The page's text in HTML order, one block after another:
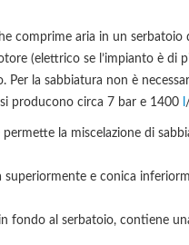
comprime aria in un serbatoio
(elettrico se l’impianto è di
Per la sabbiatura non è
producono circa 7 bar e 1400
la miscelazione di
e conica
fondo al serbatoio, contiene